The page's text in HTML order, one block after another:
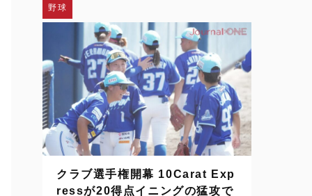
野球
クラブ選手権開幕 10Carat Exp
ressが20得点イニングの猛攻で